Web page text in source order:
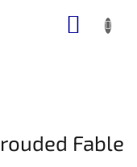
Fable